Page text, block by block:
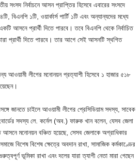
সংসদ নির্বাচনে আসন প্রাপ্তির হিসেবে এবারের সংসদে
বিএনপি ১টি, ওয়ার্কার্স পার্টি ১টি এবং অন্যান্যদের মধ্যে
আসনে প্রার্থী দিতে পারবে। তবে বিএনপি থেকে নির্বাচিত
প্রার্থী দিতে পারবে। তার আগে সেই আসনটি স্থগিত
আওয়ামী লীগের মনোনয়ন প্রত্যাশী হিসেবে ১ হাজার ৫১৮
জানতে চাইলে আওয়ামী লীগের প্রেসিডিয়াম সদস্য, সাবেক
সদস্য লে. কর্নেল (অব.) ফারুক খান বলেন, যেসব জেলা
আসনে মনোনয়ন বঞ্চিত হয়েছে, সেসব জেলাকে অগ্রাধিকার
বিশেষ বিশেষ ক্ষেত্রে অবদান রাখা, সামাজিক কর্মকাণ্ডের
ভূমিকা রাখা এবং দলের যারা ত্যাগী নেতা মারা গেছেন